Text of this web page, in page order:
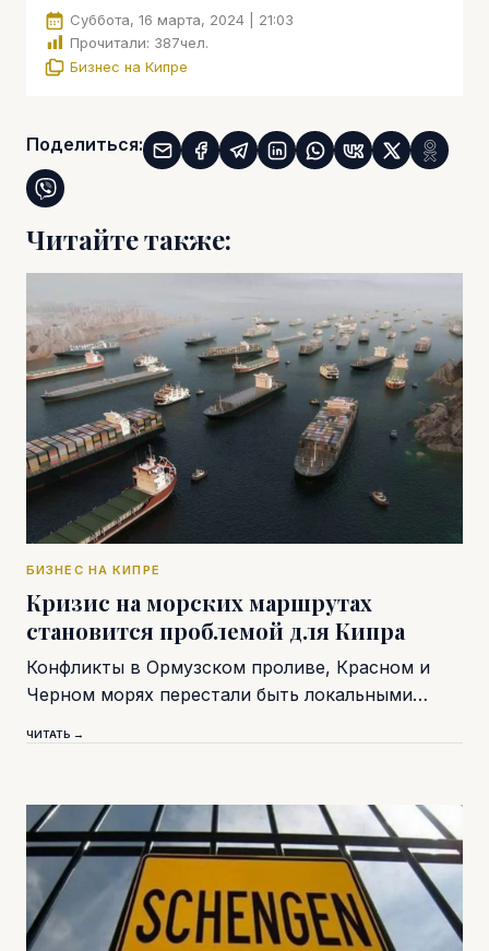
Суббота, 16 марта, 2024 | 21:03
Прочитали: 387чел.
Бизнес на Кипре
Поделиться:
Читайте также:
БИЗНЕС НА КИПРЕ
Кризис на морских маршрутах
становится проблемой для Кипра
Конфликты в Ормузском проливе, Красном и
Черном морях перестали быть локальными…
ЧИТАТЬ →